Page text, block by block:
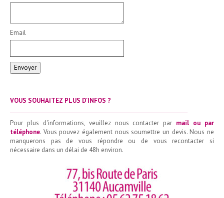
Email
Envoyer
VOUS SOUHAITEZ PLUS D'INFOS ?
Pour plus d'informations, veuillez nous contacter par mail ou par
téléphone. Vous pouvez également nous soumettre un devis. Nous ne
manquerons pas de vous répondre ou de vous recontacter si
nécessaire dans un délai de 48h environ.